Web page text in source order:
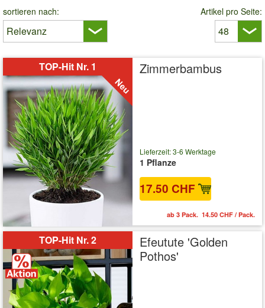
sortieren nach: Artikel pro Seite:
TOP-Hit Nr. 1 Zimmerbambus
Lieferzeit: 3-6 Werktage
1 Pflanze
17.50 CHF
ab 3 Pack. 14.50 CHF / Pack.
TOP-Hit Nr. 2
Efeutute 'Golden
Pothos'